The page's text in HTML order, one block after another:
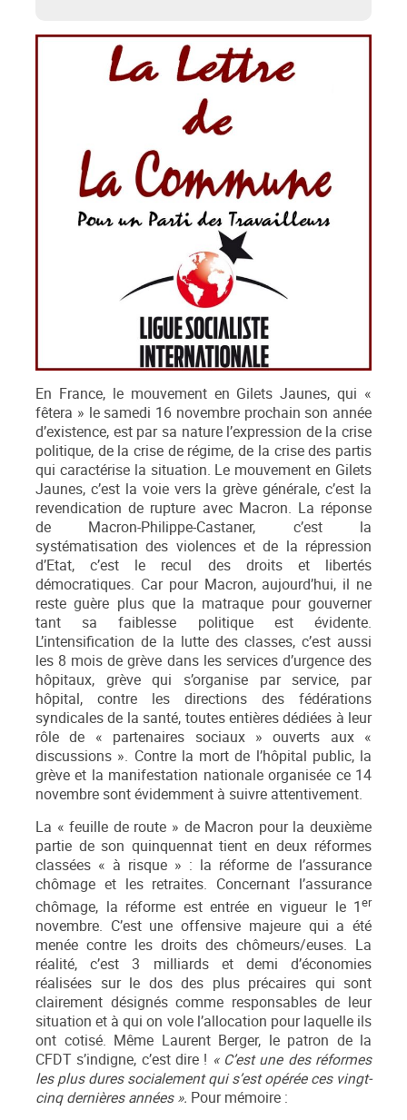
En France, le mouvement en Gilets Jaunes, qui «
fêtera » le samedi 16 novembre prochain son année
d’existence, est par sa nature l’expression de la crise
politique, de la crise de régime, de la crise des partis
qui caractérise la situation. Le mouvement en Gilets
Jaunes, c’est la voie vers la grève générale, c’est la
revendication de rupture avec Macron. La réponse
de Macron-Philippe-Castaner, c’est la
systématisation des violences et de la répression
d’Etat, c’est le recul des droits et libertés
démocratiques. Car pour Macron, aujourd’hui, il ne
reste guère plus que la matraque pour gouverner
tant sa faiblesse politique est évidente.
L’intensification de la lutte des classes, c’est aussi
les 8 mois de grève dans les services d’urgence des
hôpitaux, grève qui s’organise par service, par
hôpital, contre les directions des fédérations
syndicales de la santé, toutes entières dédiées à leur
rôle de « partenaires sociaux » ouverts aux «
discussions ». Contre la mort de l’hôpital public, la
grève et la manifestation nationale organisée ce 14
novembre sont évidemment à suivre attentivement.
La « feuille de route » de Macron pour la deuxième
partie de son quinquennat tient en deux réformes
classées « à risque » : la réforme de l’assurance
chômage et les retraites. Concernant l’assurance
chômage, la réforme est entrée en vigueur le 1er
novembre. C’est une offensive majeure qui a été
menée contre les droits des chômeurs/euses. La
réalité, c’est 3 milliards et demi d’économies
réalisées sur le dos des plus précaires qui sont
clairement désignés comme responsables de leur
situation et à qui on vole l’allocation pour laquelle ils
ont cotisé. Même Laurent Berger, le patron de la
CFDT s’indigne, c’est dire ! « C’est une des réformes
les plus dures socialement qui s’est opérée ces vingt-
cinq dernières années ». Pour mémoire :